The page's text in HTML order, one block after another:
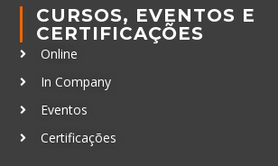
CURSOS, EVENTOS E
CERTIFICAÇÕES
Online
In Company
Eventos
Certificações